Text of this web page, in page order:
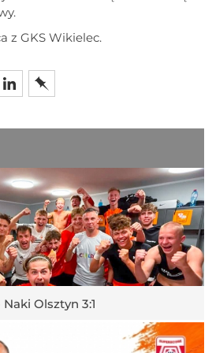
z GKS Wikielec.
Olsztyn 3:1